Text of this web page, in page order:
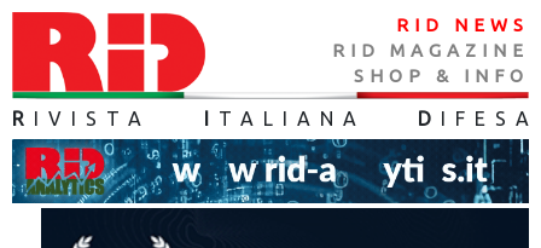
RID NEWS
RID MAGAZINE
SHOP & INFO
R IVISTA TALIANA D IFES A